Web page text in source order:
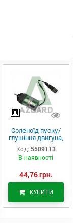
Соленоїд пуску/
глушіння двигуна,
актуатор (550-
9113)
Код: 5509113
В наявності
44,76 грн.
КУПИТИ